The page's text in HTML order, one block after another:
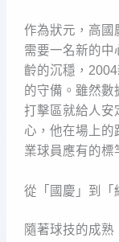
作為狀元，高國
需要一名新的中
齡的沉穩，
的守備。雖然數
打擊區就給人安
心，他在場上的
業球員應有的標
從「國慶」到「
隨著球技的成